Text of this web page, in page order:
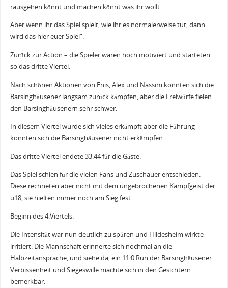
rausgehen könnt und machen könnt was ihr wollt.
Aber wenn ihr das Spiel spielt, wie ihr es normalerweise tut, dann
wird das hier euer Spiel“.
Zurück zur Action – die Spieler waren hoch motiviert und starteten
so das dritte Viertel.
Nach schönen Aktionen von Enis, Alex und Nassim konnten sich die
Barsinghäusener langsam zurück kämpfen, aber die Freiwürfe fielen
den Barsinghäusenern sehr schwer.
In diesem Viertel wurde sich vieles erkämpft aber die Führung
konnten sich die Barsinghäusener nicht erkämpfen.
Das dritte Viertel endete 33:44 für die Gäste.
Das Spiel schien für die vielen Fans und Zuschauer entschieden.
Diese rechneten aber nicht mit dem ungebrochenen Kampfgeist der
u18, sie hielten immer noch am Sieg fest.
Beginn des 4.Viertels.
Die Intensität war nun deutlich zu spüren und Hildesheim wirkte
irritiert. Die Mannschaft erinnerte sich nochmal an die
Halbzeitansprache, und siehe da, ein 11:0 Run der Barsinghäusener.
Verbissenheit und Siegeswille machte sich in den Gesichtern
bemerkbar.